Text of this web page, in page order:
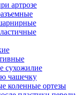
артрозе
сухожилие
чашечку
коленные ортезы